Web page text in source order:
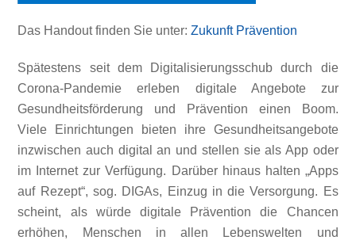
Das Handout finden Sie unter:Zukunft Prävention
Spätestens seit dem Digitalisierungsschub durch die
Corona-Pandemie erleben digitale Angebote zur
Gesundheitsförderung und Prävention einen Boom.
Viele Einrichtungen bieten ihre Gesundheitsangebote
inzwischen auch digital an und stellen sie als App oder
im Internet zur Verfügung. Darüber hinaus halten „Apps
auf Rezept“, sog. DIGAs, Einzug in die Versorgung. Es
scheint, als würde digitale Prävention die Chancen
erhöhen, Menschen in allen Lebenswelten und